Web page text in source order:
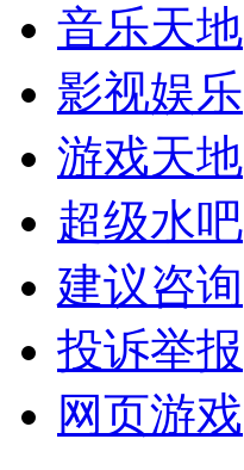
音乐天地
影视娱乐
游戏天地
超级水吧
建议咨询
投诉举报
网页游戏